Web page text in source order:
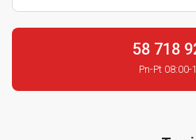
58 718
Pn-Pt 08:00-